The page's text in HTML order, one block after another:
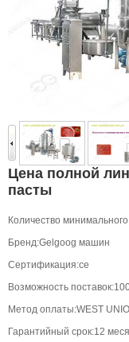
Цена полной
пасты
Количество
Бренд:Gelgoog машин
Сертификация:се
Возможность
Метод оплаты:WEST
Гарантийный срок:12